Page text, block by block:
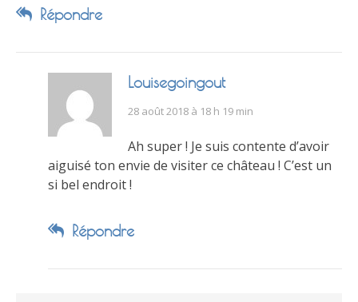
Répondre
Louisegoingout
28 août 2018 à 18 h 19 min
Ah super ! Je suis contente d’avoir
aiguisé ton envie de visiter ce château ! C’est un
si bel endroit !
Répondre